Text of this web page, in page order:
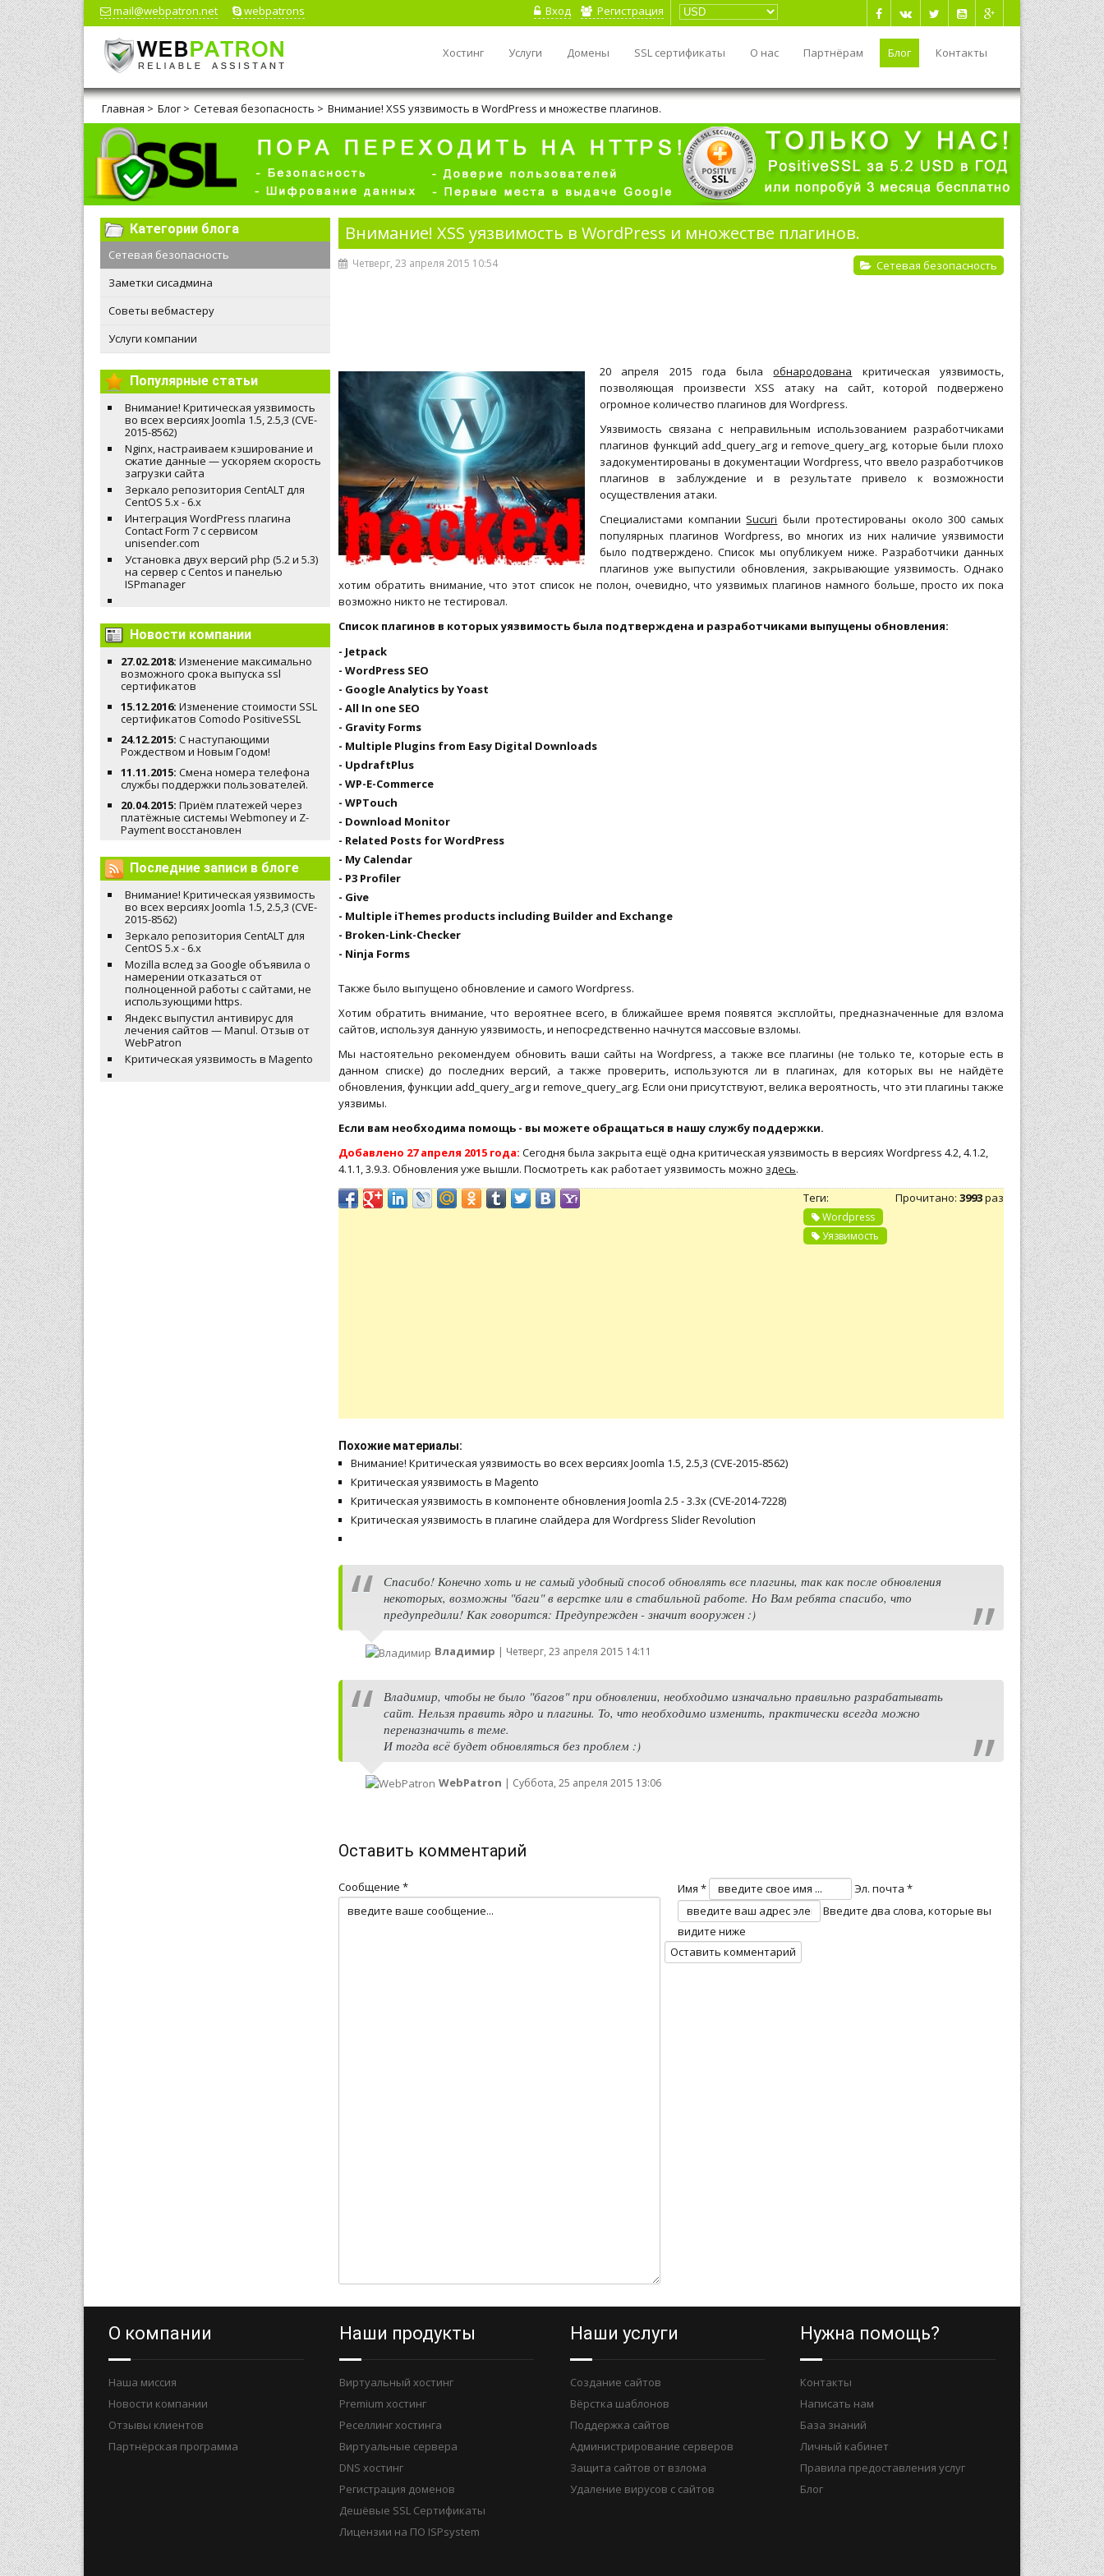
mail@webpatron.net webpatrons Вход Регистрация
Хостинг Услуги Домены SSL сертификаты О нас Партнёрам Блог Контакты
Главная > Блог > Сетевая безопасность > Внимание! XSS уязвимость в WordPress и множестве плагинов.
Категории блога
Сетевая безопасность
Заметки сисадмина
Советы вебмастеру
Услуги компании
Популярные статьи
Внимание! Критическая уязвимость
во всех версиях Joomla 1.5, 2.5,3 (CVE-
2015-8562)
Nginx, настраиваем кэширование и
сжатие данные — ускоряем скорость
загрузки сайта
Зеркало репозитория CentALT для
CentOS 5.x - 6.x
Интеграция WordPress плагина
Contact Form 7 с сервисом
unisender.com
Установка двух версий php (5.2 и 5.3)
на сервер с Centos и панелью
ISPmanager
Новости компании
27.02.2018: Изменение максимально
возможного срока выпуска ssl
сертификатов
15.12.2016: Изменение стоимости SSL
сертификатов Comodo PositiveSSL
24.12.2015: С наступающими
Рождеством и Новым Годом!
11.11.2015: Смена номера телефона
службы поддержки пользователей.
20.04.2015: Приём платежей через
платёжные системы Webmoney и Z-
Payment восстановлен
Последние записи в блоге
Внимание! Критическая уязвимость
во всех версиях Joomla 1.5, 2.5,3 (CVE-
2015-8562)
Зеркало репозитория CentALT для
CentOS 5.x - 6.x
Mozilla вслед за Google объявила о
намерении отказаться от
полноценной работы с сайтами, не
использующими https.
Яндекс выпустил антивирус для
лечения сайтов — Manul. Отзыв от
WebPatron
Критическая уязвимость в Magento
Внимание! XSS уязвимость в WordPress и множестве плагинов.
Четверг, 23 апреля 2015 10:54 Сетевая безопасность
20 апреля 2015 года былаобнародована критическая уязвимость,
позволяющая произвести XSS атаку на сайт, которой подвержено
огромное количество плагинов для Wordpress.
Уязвимость связана с неправильным использованием разработчиками
плагинов функций add_query_arg и remove_query_arg, которые были плохо
задокументированы в документации Wordpress, что ввело разработчиков
плагинов в заблуждение и в результате привело к возможности
осуществления атаки.
Специалистами компании Sucuri были протестированы около 300 самых
популярных плагинов Wordpress, во многих из них наличие уязвимости
было подтверждено. Список мы опубликуем ниже. Разработчики данных
плагинов уже выпустили обновления, закрывающие уязвимость. Однако
хотим обратить внимание, что этот список не полон, очевидно, что уязвимых плагинов намного больше, просто их пока
возможно никто не тестировал.
Список плагинов в которых уязвимость была подтверждена и разработчиками выпущены обновления:
- Jetpack
- WordPress SEO
- Google Analytics by Yoast
- All In one SEO
- Gravity Forms
- Multiple Plugins from Easy Digital Downloads
- UpdraftPlus
- WP-E-Commerce
- WPTouch
- Download Monitor
- Related Posts for WordPress
- My Calendar
- P3 Profiler
- Give
- Multiple iThemes products including Builder and Exchange
- Broken-Link-Checker
- Ninja Forms
Также было выпущено обновление и самого Wordpress.
Хотим обратить внимание, что вероятнее всего, в ближайшее время появятся эксплойты, предназначенные для взлома
сайтов, используя данную уязвимость, и непосредственно начнутся массовые взломы.
Мы настоятельно рекомендуем обновить ваши сайты на Wordpress, а также все плагины (не только те, которые есть в
данном списке) до последних версий, а также проверить, используются ли в плагинах, для которых вы не найдёте
обновления, функции add_query_arg и remove_query_arg. Если они присутствуют, велика вероятность, что эти плагины также
уязвимы.
Если вам необходима помощь - вы можете обращаться в нашу службу поддержки.
Добавлено 27 апреля 2015 года: Сегодня была закрыта ещё одна критическая уязвимость в версиях Wordpress 4.2, 4.1.2,
4.1.1, 3.9.3. Обновления уже вышли. Посмотреть как работает уязвимость можно здесь.
Теги:
Wordpress
Уязвимость
Прочитано: 3993раз
Похожие материалы:
Внимание! Критическая уязвимость во всех версиях Joomla 1.5, 2.5,3 (CVE-2015-8562)
Критическая уязвимость в Magento
Критическая уязвимость в компоненте обновления Joomla 2.5 - 3.3x (CVE-2014-7228)
Критическая уязвимость в плагине слайдера для Wordpress Slider Revolution
Спасибо! Конечно хоть и не самый удобный способ обновлять все плагины, так как после обновления
некоторых, возможны "баги" в верстке или в стабильной работе. Но Вам ребята спасибо, что
предупредили! Как говорится: Предупрежден - значит вооружен :)
Владимир | Четверг, 23 апреля 2015 14:11
Владимир, чтобы не было "багов" при обновлении, необходимо изначально правильно разрабатывать
сайт. Нельзя править ядро и плагины. То, что необходимо изменить, практически всегда можно
переназначить в теме.
И тогда всё будет обновляться без проблем :)
WebPatron | Суббота, 25 апреля 2015 13:06
Оставить комментарий
Сообщение * Имя *
Эл. почта *
Введите два слова, которые вы
видите ниже
О компании
Наша миссия
Новости компании
Отзывы клиентов
Партнёрская программа
Наши продукты
Виртуальный хостинг
Premium хостинг
Реселлинг хостинга
Виртуальные сервера
DNS хостинг
Регистрация доменов
Дешёвые SSL Сертификаты
Лицензии на ПО ISPsystem
Наши услуги
Создание сайтов
Вёрстка шаблонов
Поддержка сайтов
Администрирование серверов
Защита сайтов от взлома
Удаление вирусов с сайтов
Нужна помощь?
Контакты
Написать нам
База знаний
Личный кабинет
Правила предоставления услуг
Блог